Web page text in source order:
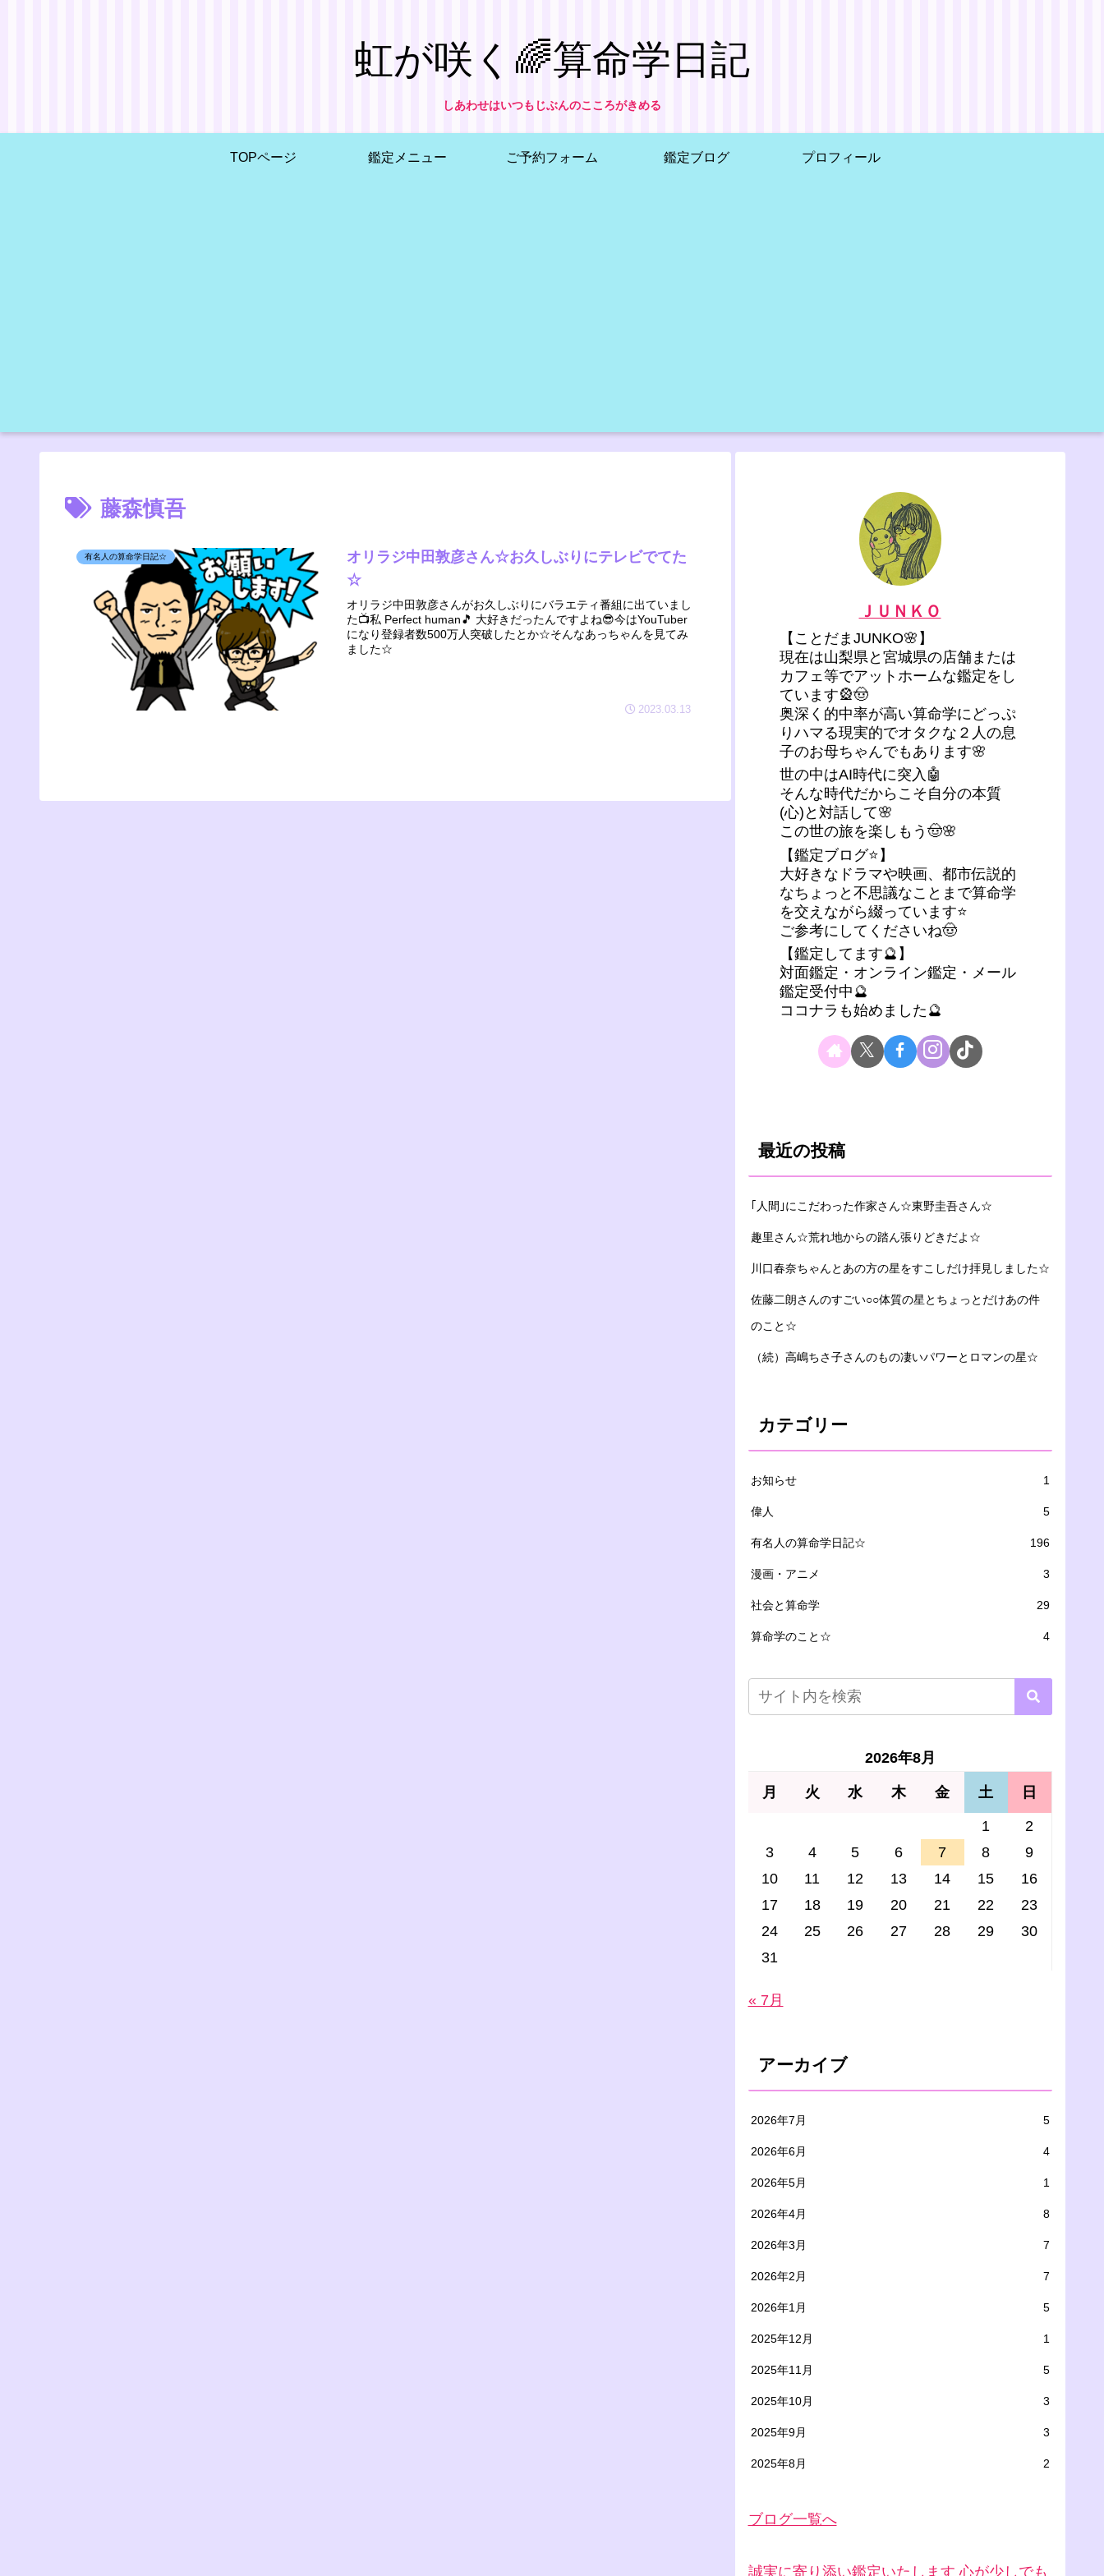
虹が咲く🌈算命学日記
しあわせはいつもじぶんのこころがきめる
TOPページ 鑑定メニュー ご予約フォーム 鑑定ブログ プロフィール
藤森慎吾
有名人の算命学日記☆
オリラジ中田敦彦さん☆お久しぶりにテレビでてた
☆
オリラジ中田敦彦さんがお久しぶりにバラエティ番組に出ていまし
た📺私 Perfect human🎵 大好きだったんですよね😎今はYouTuber
になり登録者数500万人突破したとか☆そんなあっちゃんを見てみ
ました☆
2023.03.13
ＪＵＮＫＯ
【ことだまJUNKO🌸】
現在は山梨県と宮城県の店舗または
カフェ等でアットホームな鑑定をし
ています🎡🤠
奥深く的中率が高い算命学にどっぷ
りハマる現実的でオタクな２人の息
子のお母ちゃんでもあります🌸
世の中はAI時代に突入🤖
そんな時代だからこそ自分の本質
(心)と対話して🌸
この世の旅を楽しもう🤠🌸
【鑑定ブログ⭐】
大好きなドラマや映画、都市伝説的
なちょっと不思議なことまで算命学
を交えながら綴っています⭐
ご参考にしてくださいね🤠
【鑑定してます🔮】
対面鑑定・オンライン鑑定・メール
鑑定受付中🔮
ココナラも始めました🔮
最近の投稿
｢人間｣にこだわった作家さん☆東野圭吾さん☆
趣里さん☆荒れ地からの踏ん張りどきだよ☆
川口春奈ちゃんとあの方の星をすこしだけ拝見しました☆
佐藤二朗さんのすごい○○体質の星とちょっとだけあの件
のこと☆
（続）高嶋ちさ子さんのもの凄いパワーとロマンの星☆
カテゴリー
お知らせ 1
偉人 5
有名人の算命学日記☆ 196
漫画・アニメ 3
社会と算命学 29
算命学のこと☆ 4
2026年8月
月 火 水 木 金 土 日
1
2
3
4 5 6 7 8
9
10
11 12 13 14 15
16
17
18 19 20 21 22
23
24
25 26 27 28 29
30
31
« 7月
アーカイブ
2026年7月 5
2026年6月 4
2026年5月 1
2026年4月 8
2026年3月 7
2026年2月 7
2026年1月 5
2025年12月 1
2025年11月 5
2025年10月 3
2025年9月 3
2025年8月 2
ブログ一覧へ
誠実に寄り添い鑑定いたします 心が少しでも